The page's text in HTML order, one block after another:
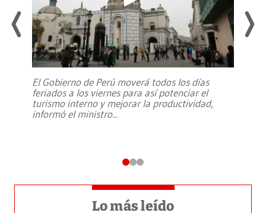
El Gobierno de Perú moverá todos los días
feriados a los viernes para así potenciar el
turismo interno y mejorar la productividad,
informó el ministro...
Lo más leído